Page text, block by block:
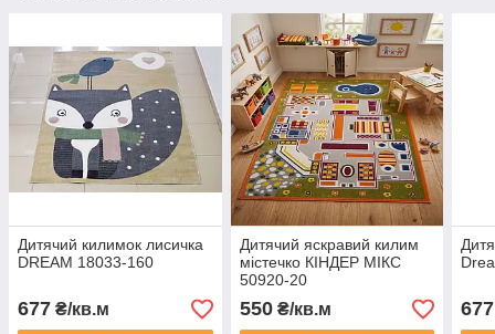
Дитячий килимок лисичка
DREAM 18033-160
677 ₴/кв.м
Дитячий яскравий килим
містечко КІНДЕР МІКС
50920-20
550₴/кв.м 677